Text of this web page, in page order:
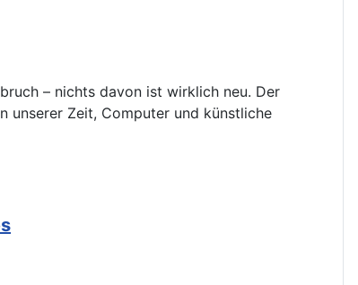
– nichts davon ist wirklich neu. Der
unserer Zeit, Computer und künstliche